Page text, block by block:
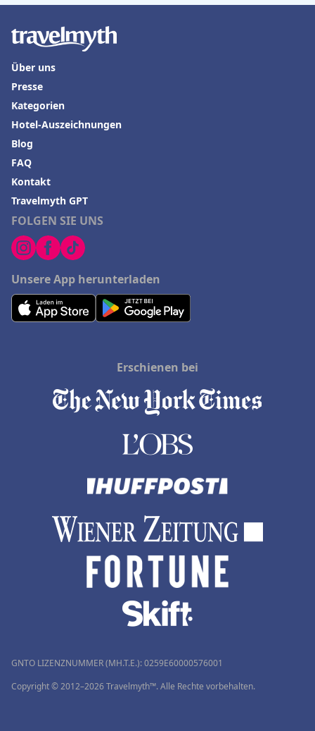
FOLGEN SIE UNS
Unsere App herunterladen
Über uns
Presse
Kategorien
Hotel-Auszeichnungen
Blog
FAQ
Kontakt
Travelmyth GPT
Erschienen bei
GNTO LIZENZNUMMER (MH.T.E.): 0259Ε60000576001
Copyright © 2012–2026 Travelmyth™. Alle Rechte vorbehalten.